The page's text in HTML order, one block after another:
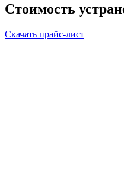
Стоимость
Скачать прайс-лист